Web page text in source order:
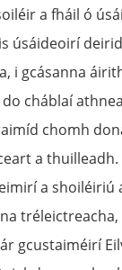
a fháil ó
úsáideoirí
i gcásanna
cháblaí
chomh
a thuilleadh.
a shoiléiriú
gcustaiméirí